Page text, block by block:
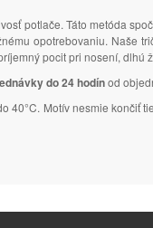
potlače. Táto metóda
opotrebovaniu. Naše
pocit pri nosení, dlhú
do 24 hodínod
Motív nesmie